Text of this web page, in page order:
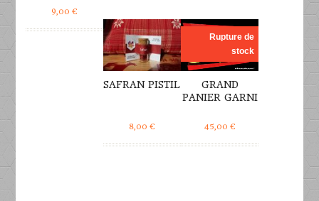
9,00 €
SAFRAN PISTIL
8,00 €
Rupture de
stock
GRAND
PANIER GARNI
45,00 €